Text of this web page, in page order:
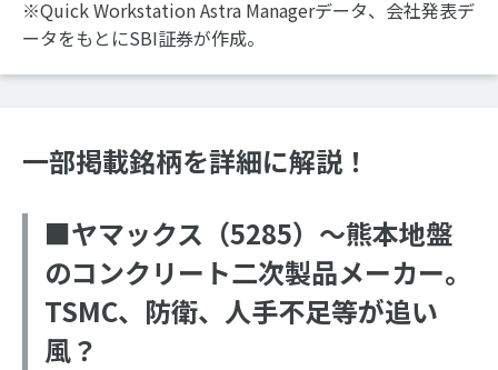
※Quick Workstation Astra Managerデータ、会社発表デ
ータをもとにSBI証券が作成。
一部掲載銘柄を詳細に解説！
■ヤマックス（5285）～熊本地盤
のコンクリート二次製品メーカー。
TSMC、防衛、人手不足等が追い
風？